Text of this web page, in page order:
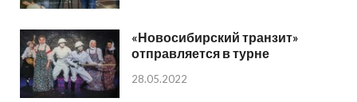
«Новосибирский транзит»
отправляется в турне
28.05.2022